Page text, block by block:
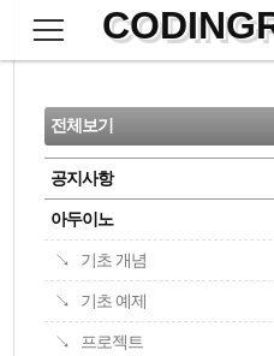
으
CATEGORY
전체보기
공지사항
아두이노
기초 개념
기초 예제
프로젝트
검